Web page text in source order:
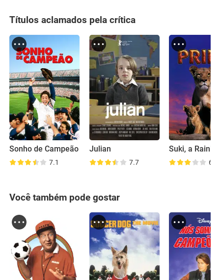
Títulos aclamados pela crítica
Sonho de Campeão
7.1
Julian
7.7 6.2
Você também pode gostar